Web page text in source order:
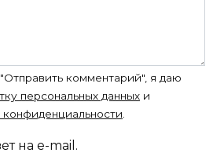
комментарий", я даю
персональных данных и
конфиденциальности
на e-mail.